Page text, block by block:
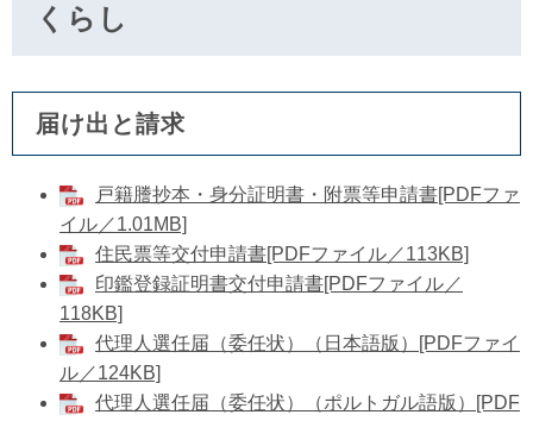
くらし
届け出と請求
戸籍謄抄本・身分証明書・附票等申請書[PDFファ
イル／1.01MB]
住民票等交付申請書[PDFファイル／113KB]
印鑑登録証明書交付申請書[PDFファイル／
118KB]
代理人選任届（委任状）（日本語版）[PDFファイ
ル／124KB]
代理人選任届（委任状）（ポルトガル語版）[PDF